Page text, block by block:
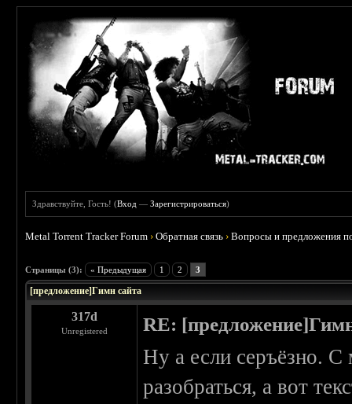
Здравствуйте, Гость! (Вход —Зарегистрироваться)
Metal Torrent Tracker Forum ›Обратная связь ›Вопросы и предложения
Страницы (3): « Предыдущая 1 2 3
[предложение]Гимн сайта
317d
Unregistered RE:
Ну а если серъёзно.
разобраться, а вот